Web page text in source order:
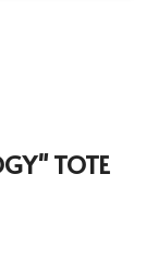
TOTE